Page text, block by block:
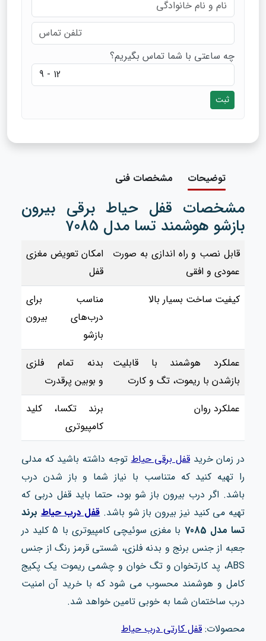
چه ساعتی با شما تماس بگیریم؟
ثبت
توضیحات مشخصات فنی
مشخصات قفل حیاط برقی بیرون
بازشو هوشمند تسا مدل 7085
قابل نصب و راه اندازی به صورت
عمودی و افقی
امکان تعویض مغزی
قفل
کیفیت ساخت بسیار بالا
مناسب برای
درب‌های بیرون
بازشو
عملکرد هوشمند با قابلیت
بازشدن با ریموت، تگ و کارت
بدنه تمام فلزی
و بوبین پرقدرت
عملکرد روان
برند تکسا، کلید
کامپیوتری
در زمان خریدقفل برقی حیاطتوجه داشته باشید که مدلی
را تهیه کنید که متناسب با نیاز شما و باز شدن درب
باشد. اگر درب بیرون باز شو بود، حتما باید قفل دربی که
تهیه می کنید نیز بیرون باز شو باشد.قفل درب حیاطبرند
تسا مدل 7085
با مغزی سوئیچی کامپیوتری با 5 کلید در
جعبه از جنس برنج و بدنه فلزی، شستی قرمز رنگ از جنس
ABS، پد کارتخوان و تگ خوان و چشمی ریموت یک پکیج
کامل و هوشمند محسوب می شود که با خرید آن امنیت
درب ساختمان شما به خوبی تامین خواهد شد.
محصولات: قفل کارتی درب حیاط